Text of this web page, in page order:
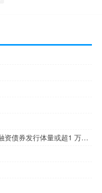
中金宏观：预计今年四季度特殊再融资债券发行体量或超1 万亿元